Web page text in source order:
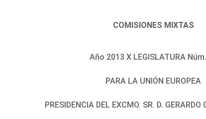
COMISIONES MIXTAS
Año 2013 X LEGISLATURA
PARA LA UNIÓN EUROPEA
PRESIDENCIA DEL EXCMO. SR. D. GERARDO